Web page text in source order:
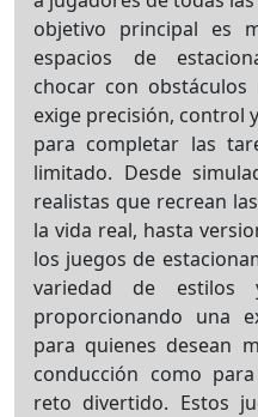
objetivo principal es
espacios de
chocar con
exige precisión, control
para completar las
limitado. Desde
realistas que recrean
la vida real, hasta
los juegos de
variedad de estilos
proporcionando una
para quienes desean
conducción como
reto divertido. Estos